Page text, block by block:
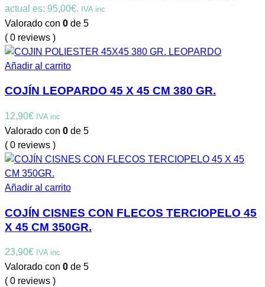
actual es: 95,00€. IVA inc
Valorado con 0 de 5
( 0 reviews )
Añadir al carrito
COJÍN LEOPARDO 45 X 45 CM 380 GR.
12,90€ IVA inc
Valorado con 0 de 5
( 0 reviews )
Añadir al carrito
COJÍN CISNES CON FLECOS TERCIOPELO 45
X 45 CM 350GR.
23,90€ IVA inc
Valorado con 0 de 5
( 0 reviews )